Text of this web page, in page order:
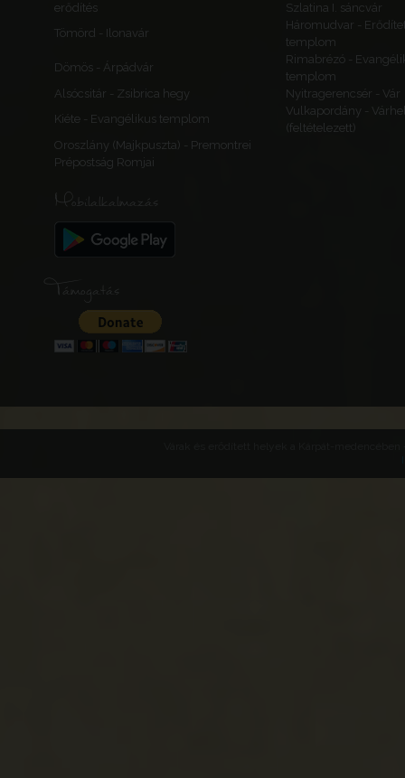
erődítés
Szlatina I. sáncvár
Tömörd - Ilonavár
Háromudvar -
templom
Dömös - Árpádvár
Rimabrézó -
templom
Alsócsitár - Zsibrica hegy
Nyitragerencsér - Vár
Kiéte - Evangélikus templom
Vulkapordány -
(feltételezett)
Oroszlány (Majkpuszta) - Premontrei
Prépostság Romjai
Mobilalkalmazás
Támogatás